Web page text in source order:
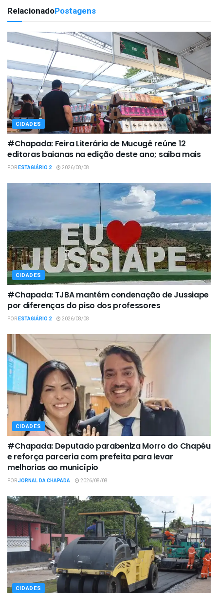
RelacionadoPostagens
CIDADES
#Chapada: Feira Literária de Mucugê reúne 12
editoras baianas na edição deste ano; saiba mais
PORESTAGIÁRIO 2 2026/08/08
CIDADES
#Chapada: TJBA mantém condenação de Jussiape
por diferenças do piso dos professores
PORESTAGIÁRIO 2 2026/08/08
CIDADES
#Chapada: Deputado parabeniza Morro do Chapéu
e reforça parceria com prefeita para levar
melhorias ao município
PORJORNAL DA CHAPADA 2026/08/08
CIDADES